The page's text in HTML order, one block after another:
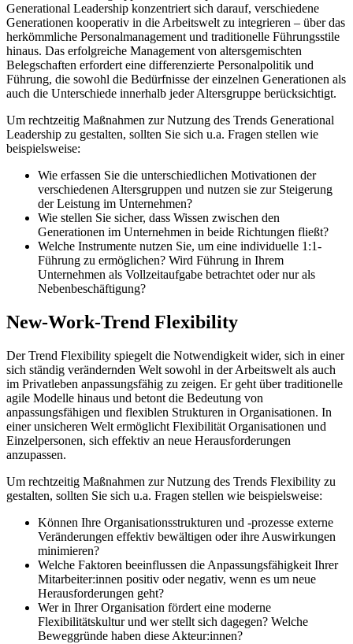
Generational Leadership konzentriert sich darauf, verschiedene
Generationen kooperativ in die Arbeitswelt zu integrieren – über das
herkömmliche Personalmanagement und traditionelle Führungsstile
hinaus. Das erfolgreiche Management von altersgemischten
Belegschaften erfordert eine differenzierte Personalpolitik und
Führung, die sowohl die Bedürfnisse der einzelnen Generationen als
auch die Unterschiede innerhalb jeder Altersgruppe berücksichtigt.
Um rechtzeitig Maßnahmen zur Nutzung des Trends Generational
Leadership zu gestalten, sollten Sie sich u.a. Fragen stellen wie
beispielsweise:
Wie erfassen Sie die unterschiedlichen Motivationen der
verschiedenen Altersgruppen und nutzen sie zur Steigerung
der Leistung im Unternehmen?
Wie stellen Sie sicher, dass Wissen zwischen den
Generationen im Unternehmen in beide Richtungen fließt?
Welche Instrumente nutzen Sie, um eine individuelle 1:1-
Führung zu ermöglichen? Wird Führung in Ihrem
Unternehmen als Vollzeitaufgabe betrachtet oder nur als
Nebenbeschäftigung?
New-Work-Trend Flexibility
Der Trend Flexibility spiegelt die Notwendigkeit wider, sich in einer
sich ständig verändernden Welt sowohl in der Arbeitswelt als auch
im Privatleben anpassungsfähig zu zeigen. Er geht über traditionelle
agile Modelle hinaus und betont die Bedeutung von
anpassungsfähigen und flexiblen Strukturen in Organisationen. In
einer unsicheren Welt ermöglicht Flexibilität Organisationen und
Einzelpersonen, sich effektiv an neue Herausforderungen
anzupassen.
Um rechtzeitig Maßnahmen zur Nutzung des Trends Flexibility zu
gestalten, sollten Sie sich u.a. Fragen stellen wie beispielsweise:
Können Ihre Organisationsstrukturen und -prozesse externe
Veränderungen effektiv bewältigen oder ihre Auswirkungen
minimieren?
Welche Faktoren beeinflussen die Anpassungsfähigkeit Ihrer
Mitarbeiter:innen positiv oder negativ, wenn es um neue
Herausforderungen geht?
Wer in Ihrer Organisation fördert eine moderne
Flexibilitätskultur und wer stellt sich dagegen? Welche
Beweggründe haben diese Akteur:innen?